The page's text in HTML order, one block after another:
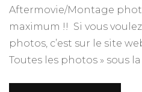
Aftermovie/Montage
maximum !! Si vous
photos, c’est sur le site
Toutes les photos » sous